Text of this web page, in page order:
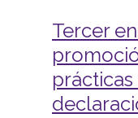
Tercer